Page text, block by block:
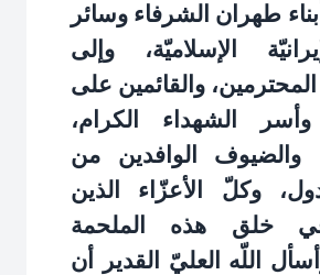
طهران الشرفاء وسائر
الإسلاميّة، وإلى
والقائمين على
وأسر الشهداء الكرام،
والضيوف الوافدين من
وكلّ الأعزّاء الذين
خلق هذه الملحمة
اللّه العليّ القدير أن